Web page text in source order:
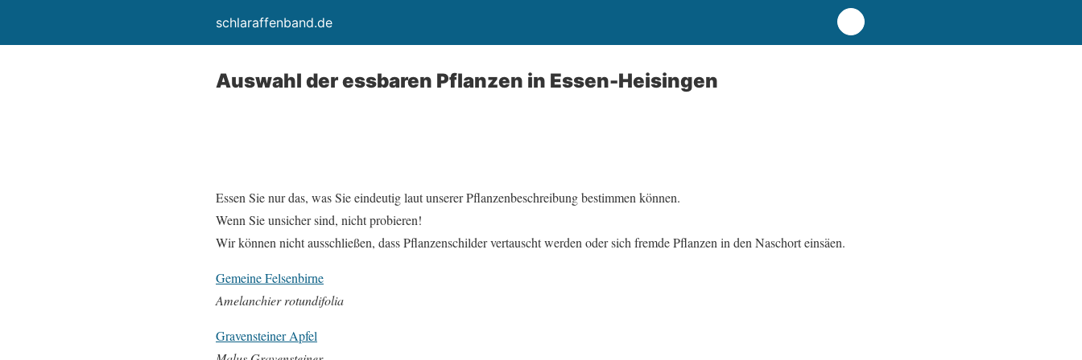
schlaraffenband.de
Auswahl der essbaren Pflanzen in Essen-Heisingen
Essen Sie nur das, was Sie eindeutig laut unserer Pflanzenbeschreibung bestimmen können.
Wenn Sie unsicher sind, nicht probieren!
Wir können nicht ausschließen, dass Pflanzenschilder vertauscht werden oder sich fremde Pflanzen in den Naschort einsäen.
Gemeine Felsenbirne
Amelanchier rotundifolia
Gravensteiner Apfel